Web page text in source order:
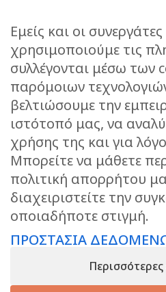
ΕΠΙΚΟΙΝΩΝΙΑ
STORIES
ΕΠΙΣΤΡΟΦΕΣ
ΤΡΟΠΟΙ ΑΠΟΣΤΟΛΗΣ
ΤΡΟΠΟΙ ΠΛΗΡΩΜΗΣ
ΠΡΟΣΤΑΣΙΑ ΔΕΔΟΜΕΝΩΝ
ΟΡΟΙ ΧΡΗΣΗΣ
ΑΝΑΖΗΤΗΣΗ ΠΑΡΑΓΓΕΛΙΑΣ
KEEP IN
Εμείς και οι
χρησιμοποιούμε τις
συλλέγονται μέσω των
παρόμοιων
βελτιώσουμε την
ιστότοπό μας, να
χρήσης της και για
Μπορείτε να μάθετε
πολιτική απορρήτου
διαχειριστείτε την
οποιαδήποτε στιγμή.
ΠΡΟΣΤΑΣΙΑ